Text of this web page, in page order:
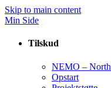
Skip to main content
Min Side
Tilskud
NEMO –
Opstart